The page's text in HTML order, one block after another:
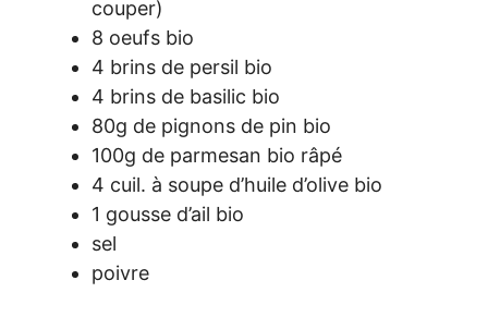
couper)
8 oeufs bio
4 brins de persil bio
4 brins de basilic bio
80g de pignons de pin bio
100g de parmesan bio râpé
4 cuil. à soupe d’huile d’olive bio
1 gousse d’ail bio
sel
poivre